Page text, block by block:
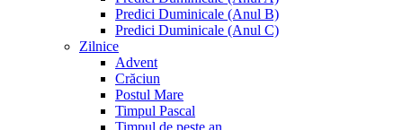
Predici Duminicale (Anul B)
Predici Duminicale (Anul C)
Zilnice
Advent
Crăciun
Postul Mare
Timpul Pascal
Timpul de peste an